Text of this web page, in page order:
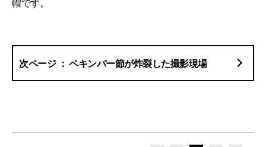
帽です。
ペキンパー節が炸裂した撮影現場